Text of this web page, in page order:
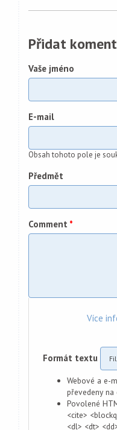
Přidat
Vaše jméno
E-mail
Obsah tohoto pole je
Předmět
Comment *
Více
Formát textu
Webové a e-
převedeny na
Povolené
<cite>
<dl> <dt>